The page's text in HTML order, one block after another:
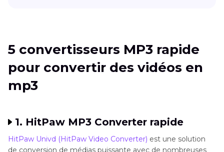
1. HitPaw MP3 Converter rapide
4. Freemake Video Converter -
5 convertisseurs MP3 rapide
pour convertir des vidéos en
mp3
1. HitPaw MP3 Converter rapide
HitPaw Univd (HitPaw Video Converter) est une solution
de conversion de médias puissante avec de nombreuses